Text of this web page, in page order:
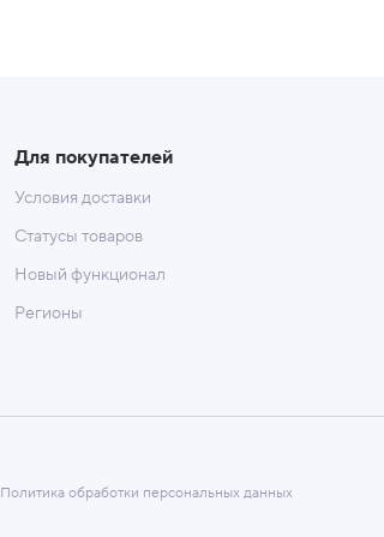
Для покупателей
Условия доставки
Статусы товаров
Новый функционал
Регионы
Политика обработки персональных данных